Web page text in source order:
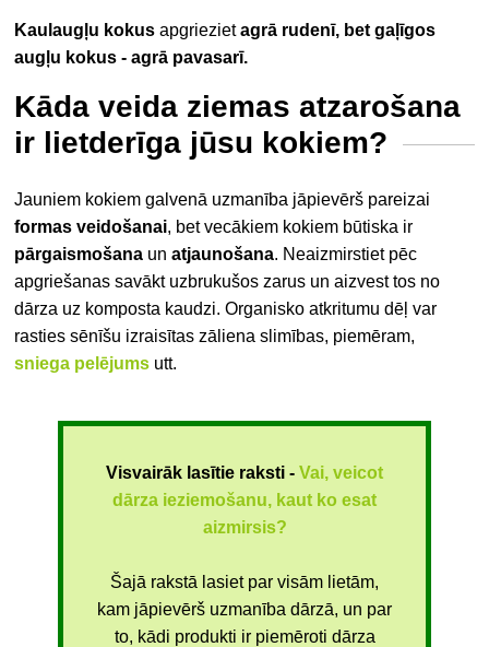
Kaulaugļu kokus apgriezietagrā rudenī, bet gaļīgos
augļu kokus -agrā pavasarī.
Kāda veida ziemas atzarošana
ir lietderīga jūsu kokiem?
Jauniem kokiem galvenā uzmanība jāpievērš pareizai
formas veidošanai, bet vecākiem kokiem būtiska ir
pārgaismošana unatjaunošana. Neaizmirstiet pēc
apgriešanas savākt uzbrukušos zarus un aizvest tos no
dārza uz komposta kaudzi. Organisko atkritumu dēļ var
rasties sēnīšu izraisītas zāliena slimības, piemēram,
sniega pelējums utt.
Visvairāk lasītie raksti - Vai, veicot
dārza ieziemošanu, kaut ko esat
aizmirsis?
Šajā rakstā lasiet par visām lietām,
kam jāpievērš uzmanība dārzā, un par
to, kādi produkti ir piemēroti dārza